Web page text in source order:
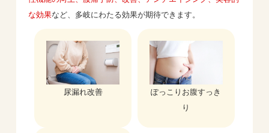
な効果など、多岐にわたる効果が期待できます。
尿漏れ改善
ぽっこりお腹すっき
り